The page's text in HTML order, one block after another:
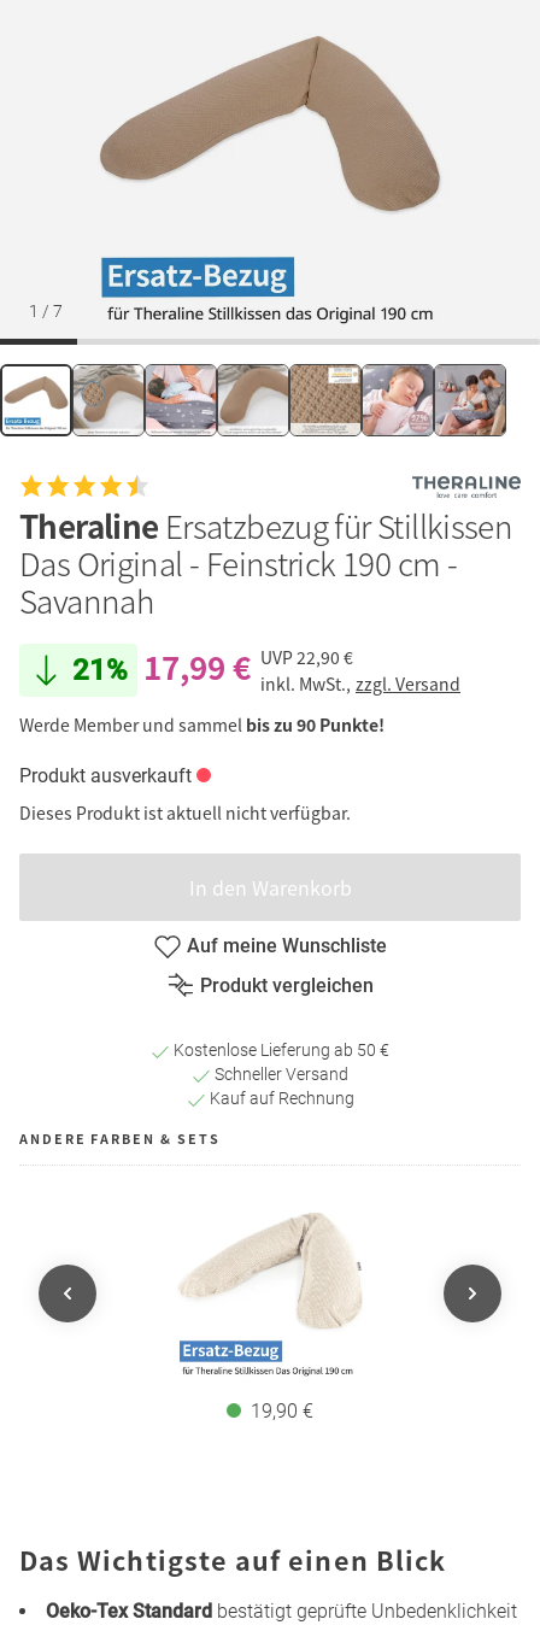
1 / 7
Theraline Ersatzbezug für Stillkissen
Das Original - Feinstrick 190 cm -
Savannah
21% 17,99 € UVP22,90 €
inkl. MwSt., zzgl. Versand
Werde Member und sammel bis zu 90 Punkte!
Produkt ausverkauft
Dieses Produkt ist aktuell nicht verfügbar.
In den Warenkorb
Auf meine Wunschliste
Produkt vergleichen
Kostenlose Lieferung ab 50 €
Schneller Versand
Kauf auf Rechnung
ANDERE FARBEN & SETS
19,90 €
Das Wichtigste auf einen Blick
Oeko-Tex Standard bestätigt geprüfte Unbedenklichkeit